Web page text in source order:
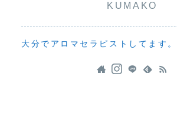
KUMAKO
大分でアロマセラピストしてます。